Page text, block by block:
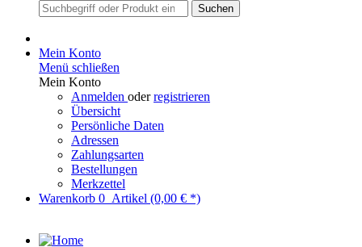
Suchen
Mein Konto
Menü schließen
Mein Konto
Anmelden oderregistrieren
Übersicht
Persönliche Daten
Adressen
Zahlungsarten
Bestellungen
Merkzettel
Warenkorb 0 Artikel (0,00 € *)